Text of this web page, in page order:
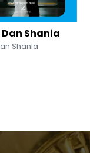
Shania
Shania